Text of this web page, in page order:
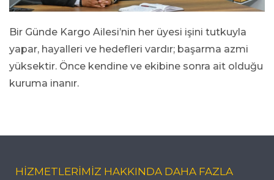
Bir Günde Kargo Ailesi’nin her üyesi işini tutkuyla
yapar, hayalleri ve hedefleri vardır; başarma azmi
yüksektir. Önce kendine ve ekibine sonra ait olduğu
kuruma inanır.
HİZMETLERİMİZ HAKKINDA DAHA FAZLA